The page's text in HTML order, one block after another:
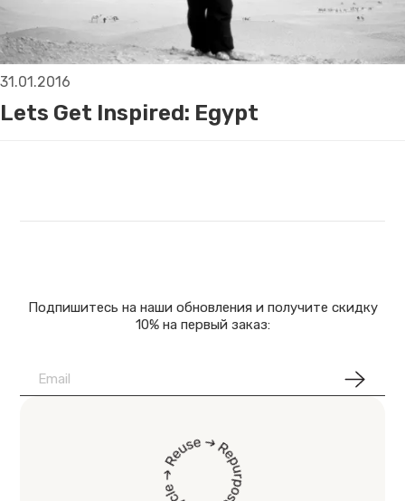
31.01.2016
Lets Get Inspired: Egypt
Подпишитесь на наши обновления и получите скидку
10% на первый заказ: